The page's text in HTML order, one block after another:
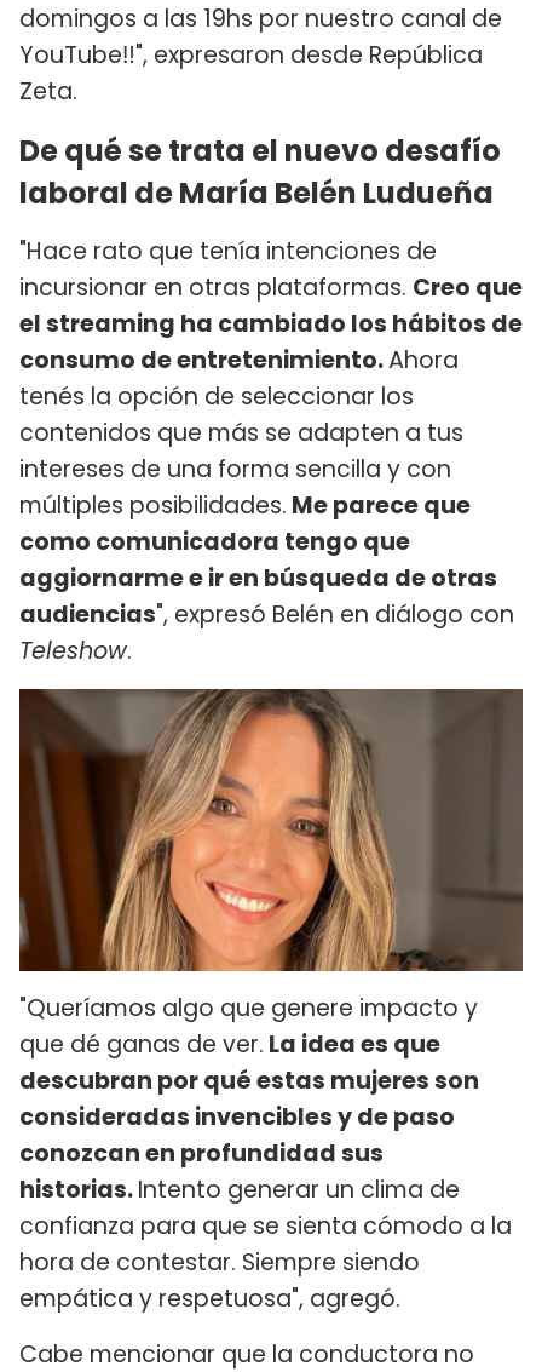
domingos a las 19hs por nuestro canal de
YouTube‼️", expresaron desde República
Zeta.
De qué se trata el nuevo desafío
laboral de María Belén Ludueña
"Hace rato que tenía intenciones de
incursionar en otras plataformas. Creo que
el streaming ha cambiado los hábitos de
consumo de entretenimiento.Ahora
tenés la opción de seleccionar los
contenidos que más se adapten a tus
intereses de una forma sencilla y con
múltiples posibilidades. Me parece que
como comunicadora tengo que
aggiornarme e ir en búsqueda de otras
audiencias", expresó Belén en diálogo con
Teleshow.
"Queríamos algo que genere impacto y
que dé ganas de ver. La idea es que
descubran por qué estas mujeres son
consideradas invencibles y de paso
conozcan en profundidad sus
historias.Intento generar un clima de
confianza para que se sienta cómodo a la
hora de contestar. Siempre siendo
empática y respetuosa", agregó.
Cabe mencionar que la conductora no